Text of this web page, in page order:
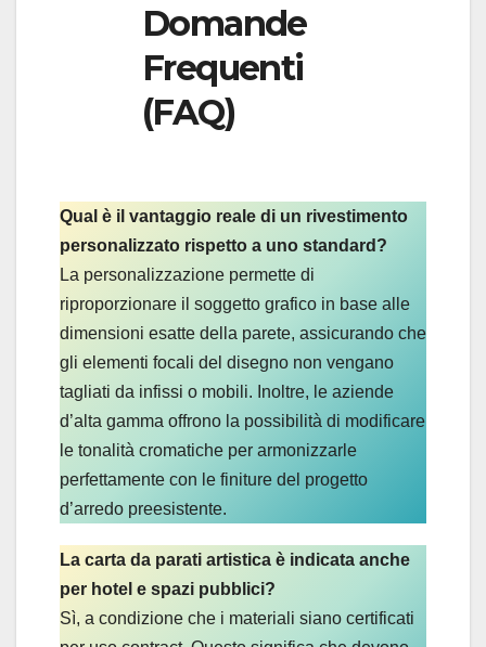
Domande
Frequenti
(FAQ)
Qual è il vantaggio reale di un rivestimento
personalizzato rispetto a uno standard?
La personalizzazione permette di
riproporzionare il soggetto grafico in base alle
dimensioni esatte della parete, assicurando che
gli elementi focali del disegno non vengano
tagliati da infissi o mobili. Inoltre, le aziende
d’alta gamma offrono la possibilità di modificare
le tonalità cromatiche per armonizzarle
perfettamente con le finiture del progetto
d’arredo preesistente.
La carta da parati artistica è indicata anche
per hotel e spazi pubblici?
Sì, a condizione che i materiali siano certificati